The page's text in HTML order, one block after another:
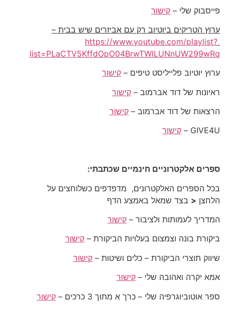
פייסבוק שלי – קישור
ערוץ הטריקים ביוטיוב רק עם אביזרים שיש בבית –
https://www.youtube.com/playlist?
list=PLaCTV5KffdOpO04BrwTWlLUNnUW299wRq
ערוץ יוטיוב פלייליסט טיפים – קישור
ראיונות של דוד אברמוב – קישור
הרצאות של דוד אברמוב – קישור
GIVE4U –
קישור
ספרים אלקטרוניים חינמיים שכתבתי:
בכל הספרים האלקטרונים, מדפדפים כשלוחצים על
הלחצן < בצד שמאל באמצע הדף
המדריך לעמותות ולציבור – קישור
ביקורת בונה וצמצום בעלויות הביקורת – קישור
שיווק תוצרי הביקורת – כלים ושיטות – קישור
אמא יקרה ואהובה שלי – קישור
ספר אוטוביוגרפיה שלי – כרך א מתוך 3 כרכים –
קישור